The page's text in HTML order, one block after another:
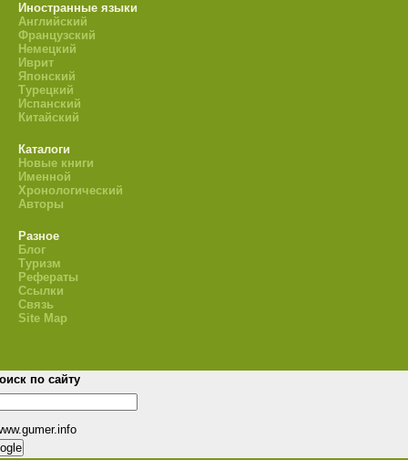
Иностранные языки
Английский
Французский
Немецкий
Иврит
Японский
Турецкий
Испанский
Китайский
Каталоги
Новые книги
Именной
Хронологический
Авторы
Разное
Блог
Туризм
Рефераты
Ссылки
Связь
Site Map
по сайту